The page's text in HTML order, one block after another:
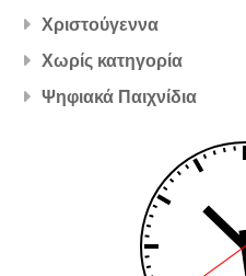
Χριστούγεννα
Χωρίς κατηγορία
Ψηφιακά Παιχνίδια